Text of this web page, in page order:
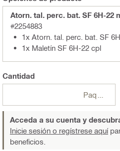
Atorn. tal. perc. bat. SF 6H-22
#2254883
1x Atorn. tal. perc. bat. SF
1x Maletín SF 6H-22 cpl
Cantidad
Acceda a su cuenta y
Inicie sesión o regístrese aquí
beneficios.